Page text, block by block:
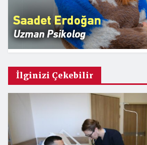
İlginizi Çekebilir